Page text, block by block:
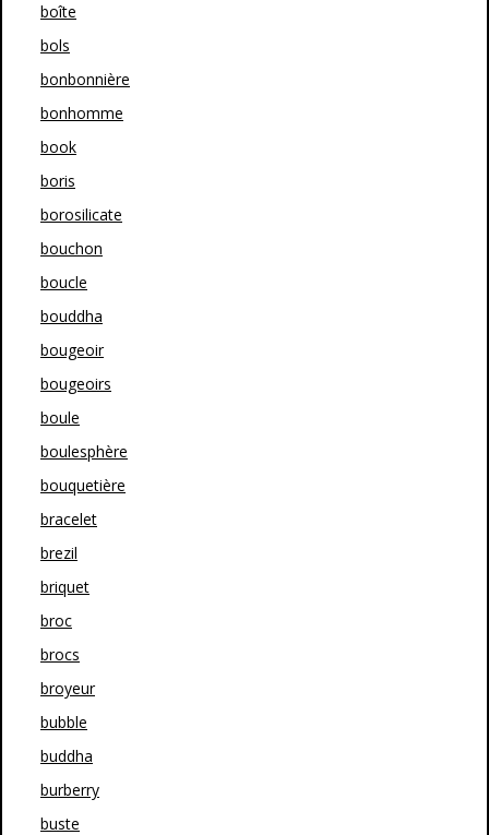
boîte
bols
bonbonnière
bonhomme
book
boris
borosilicate
bouchon
boucle
bouddha
bougeoir
bougeoirs
boule
boulesphère
bouquetière
bracelet
brezil
briquet
broc
brocs
broyeur
bubble
buddha
burberry
buste